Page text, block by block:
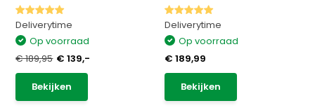
Deliverytime
Op voorraad
€ 189,95 € 139,-
Bekijken
Deliverytime
Op voorraad
€ 189,99
Bekijken